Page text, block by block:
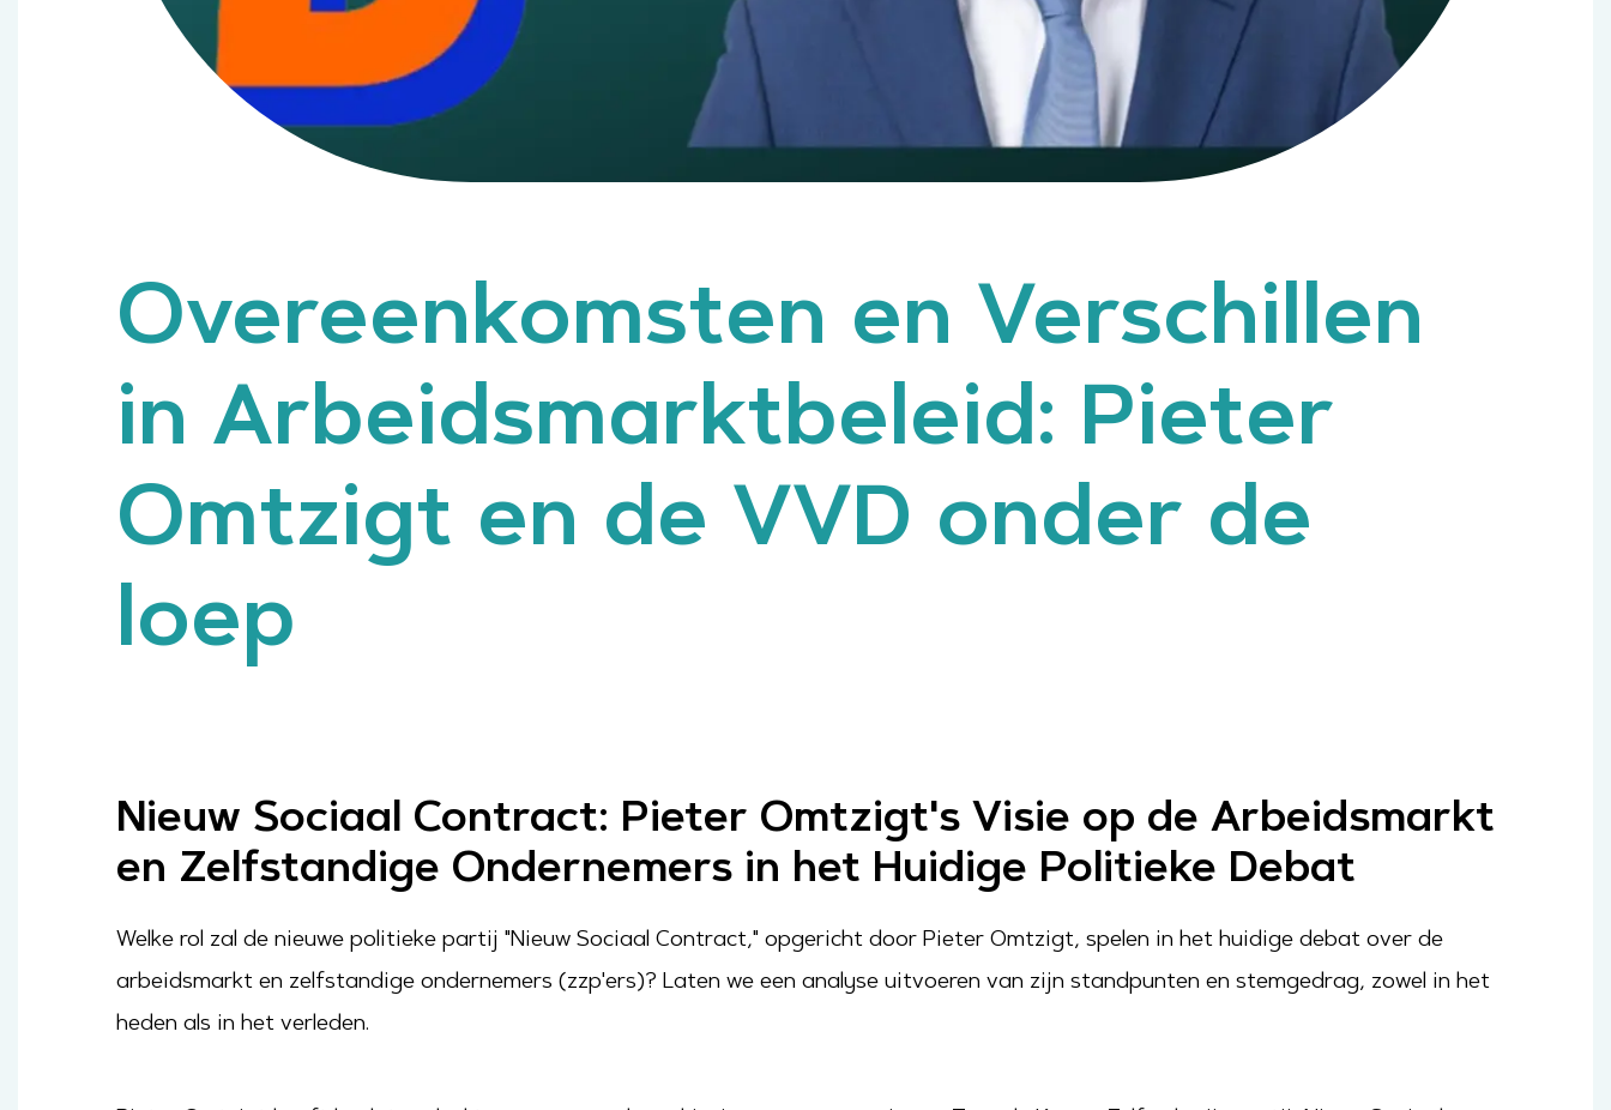
Overeenkomsten en Verschillen
in Arbeidsmarktbeleid: Pieter
Omtzigt en de VVD onder de
loep
Nieuw Sociaal Contract: Pieter Omtzigt's Visie op de Arbeidsmarkt
en Zelfstandige Ondernemers in het Huidige Politieke Debat
Welke rol zal de nieuwe politieke partij "Nieuw Sociaal Contract," opgericht door Pieter Omtzigt, spelen in het huidige debat over de
arbeidsmarkt en zelfstandige ondernemers (zzp'ers)? Laten we een analyse uitvoeren van zijn standpunten en stemgedrag, zowel in het
heden als in het verleden.